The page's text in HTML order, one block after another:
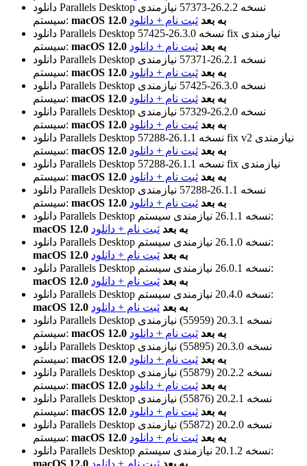
دانلود Parallels Desktop
نسخه 26.2.2-57373
نیازمندی
سیستم:
macOS 12.0 به بعد ثبت نام + دانلود
دانلود Parallels Desktop
نسخه 26.3.0-57425 fix نیازمندی
سیستم:
macOS 12.0 به بعد ثبت نام + دانلود
دانلود Parallels Desktop
نسخه 26.2.1-57371
نیازمندی
سیستم:
macOS 12.0 به بعد ثبت نام + دانلود
دانلود Parallels Desktop
نسخه 26.3.0-57425
نیازمندی
سیستم:
macOS 12.0 به بعد ثبت نام + دانلود
دانلود Parallels Desktop
نسخه 26.2.0-57329
نیازمندی
سیستم:
macOS 12.0 به بعد ثبت نام + دانلود
دانلود Parallels Desktop
نسخه 26.1.1-57288 fix v2 نیازمندی
سیستم:
macOS 12.0 به بعد ثبت نام + دانلود
دانلود Parallels Desktop
نسخه 26.1.1-57288 fix نیازمندی
سیستم:
macOS 12.0 به بعد ثبت نام + دانلود
دانلود Parallels Desktop
نسخه 26.1.1-57288
نیازمندی
سیستم:
macOS 12.0 به بعد ثبت نام + دانلود
دانلود Parallels Desktop
نسخه 26.1.1نیازمندی سیستم:
macOS 12.0 به بعد ثبت نام + دانلود
دانلود Parallels Desktop
نسخه 26.1.0نیازمندی سیستم:
macOS 12.0 به بعد ثبت نام + دانلود
دانلود Parallels Desktop
نسخه 26.0.1نیازمندی سیستم:
macOS 12.0 به بعد ثبت نام + دانلود
دانلود Parallels Desktop
نسخه 20.4.0نیازمندی سیستم:
macOS 12.0 به بعد ثبت نام + دانلود
دانلود Parallels Desktop
نسخه 20.3.1 (55959)
نیازمندی
سیستم:
macOS 12.0 به بعد ثبت نام + دانلود
دانلود Parallels Desktop
نسخه 20.3.0 (55895)
نیازمندی
سیستم:
macOS 12.0 به بعد ثبت نام + دانلود
دانلود Parallels Desktop
نسخه 20.2.2 (55879)
نیازمندی
سیستم:
macOS 12.0 به بعد ثبت نام + دانلود
دانلود Parallels Desktop
نسخه 20.2.1 (55876)
نیازمندی
سیستم:
macOS 12.0 به بعد ثبت نام + دانلود
دانلود Parallels Desktop
نسخه 20.2.0 (55872)
نیازمندی
سیستم:
macOS 12.0 به بعد ثبت نام + دانلود
دانلود Parallels Desktop
نسخه 20.1.2نیازمندی سیستم: